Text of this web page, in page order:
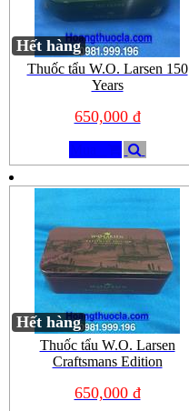
Hết hàng
Thuốc tẩu W.O. Larsen 150
Years
650,000 đ
Hết hàng
Thuốc tẩu W.O. Larsen
Craftsmans Edition
650,000 đ